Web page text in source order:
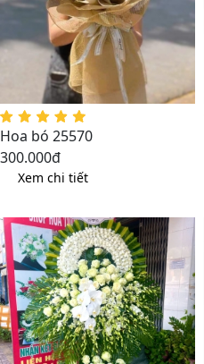
Hoa bó 25570
300.000đ
Xem chi tiết